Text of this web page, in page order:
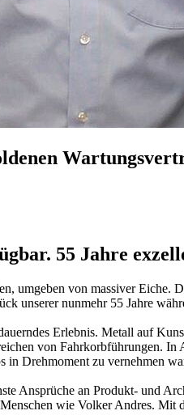
55 Jahre
umgeben von massiver
unserer nunmehr 55 Jahre
Erlebnis. Metall auf
von Fahrkorbführungen.
in Drehmoment zu vernehmen
Ansprüche an Produkt- und
wie Volker Andres. Mit